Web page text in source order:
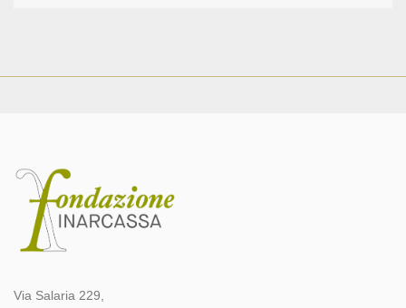
Via Salaria 229,